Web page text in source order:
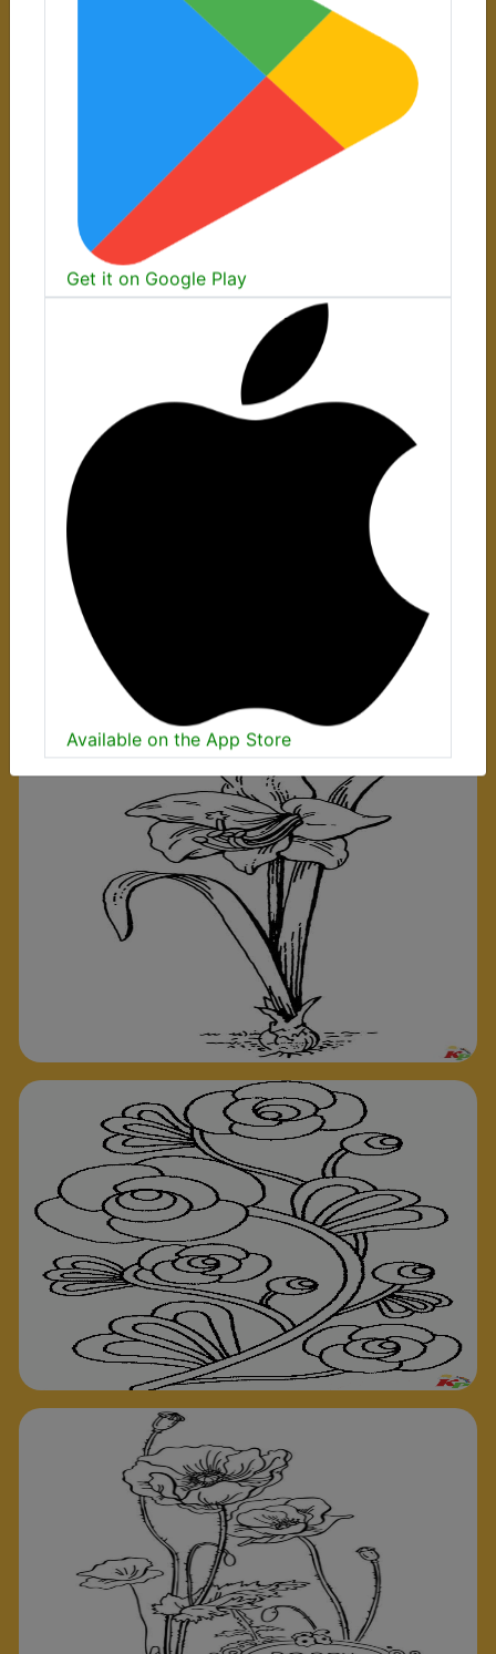
Make coloring easier and more fun with our app.
Get it on Google Play
Available on the App Store